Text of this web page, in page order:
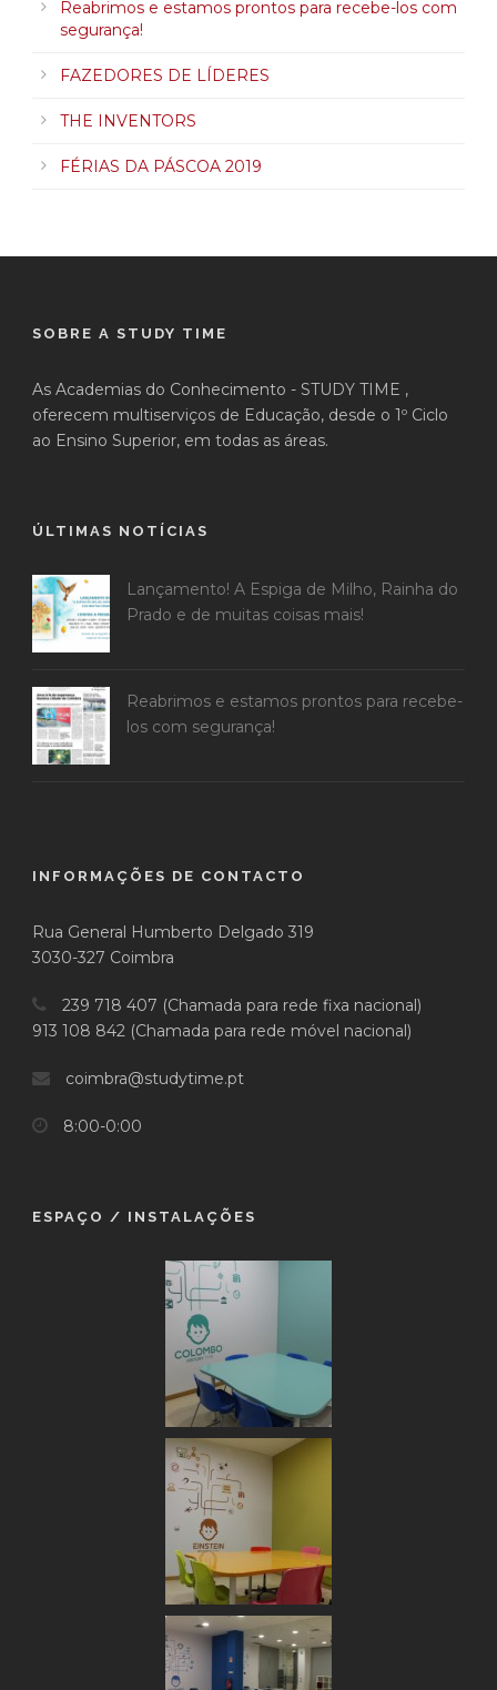
Reabrimos e estamos prontos para recebe-los com
segurança!
FAZEDORES DE LÍDERES
THE INVENTORS
FÉRIAS DA PÁSCOA 2019
SOBRE A STUDY TIME
As Academias do Conhecimento - STUDY TIME ,
oferecem multiserviços de Educação, desde o 1º Ciclo
ao Ensino Superior, em todas as áreas.
ÚLTIMAS NOTÍCIAS
Lançamento! A Espiga de Milho, Rainha do
Prado e de muitas coisas mais!
Reabrimos e estamos prontos para recebe-
los com segurança!
INFORMAÇÕES DE CONTACTO
Rua General Humberto Delgado 319
3030-327 Coimbra
239 718 407 (Chamada para rede fixa nacional)
913 108 842 (Chamada para rede móvel nacional)
coimbra@studytime.pt
8:00-0:00
ESPAÇO / INSTALAÇÕES